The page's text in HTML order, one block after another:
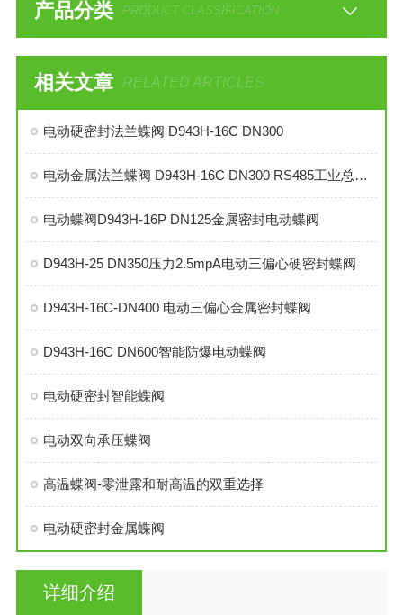
产品分类 PRODUCT CLASSIFICATION
相关文章 RELATED ARTICLES
电动硬密封法兰蝶阀 D943H-16C DN300
电动金属法兰蝶阀 D943H-16C DN300 RS485工业总线型
电动蝶阀D943H-16P DN125金属密封电动蝶阀
D943H-25 DN350压力2.5mpA电动三偏心硬密封蝶阀
D943H-16C-DN400 电动三偏心金属密封蝶阀
D943H-16C DN600智能防爆电动蝶阀
电动硬密封智能蝶阀
电动双向承压蝶阀
高温蝶阀-零泄露和耐高温的双重选择
电动硬密封金属蝶阀
详细介绍